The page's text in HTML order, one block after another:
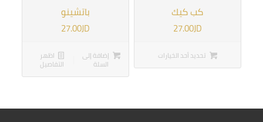
كب كيك
27.00JD
تحديد أحد الخيارات
باتشينو
27.00JD
إضافة إلى
السلة
اظهر
التفاصيل